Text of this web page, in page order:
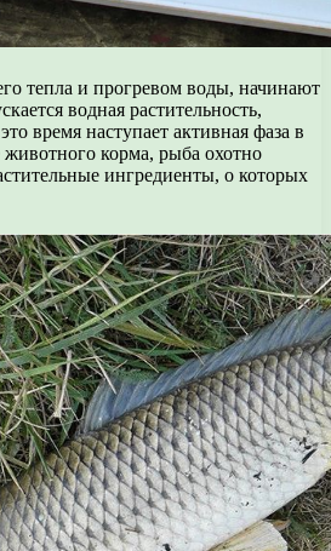
тепла и прогревом воды, начинают
водная растительность,
время наступает активная фаза в
корма, рыба охотно
ингредиенты, о которых